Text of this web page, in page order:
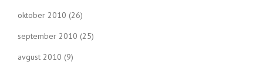
oktober 2010 (26)
september 2010 (25)
avgust 2010 (9)